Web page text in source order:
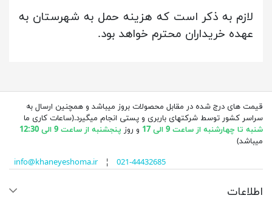
لازم به ذکر است که هزینه حمل به شهرستان به
عهده خریداران محترم خواهد بود.
قیمت های درج شده در مقابل محصولات بروز میباشد و همچنین ارسال به
سراسر کشور توسط شرکتهای باربری و پستی انجام میگیرد.(ساعات کاری ما
شنبه تا چهارشنبه از ساعت 9 الی 17
و روز پنجشنبه از ساعت 9 الی 12:30
میباشد)
info@khaneyeshoma.ir¦ 021-44432685
اطلاعات